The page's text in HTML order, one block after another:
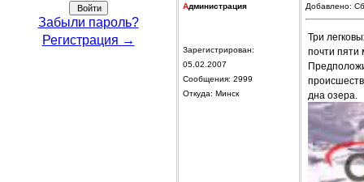
Забыли пароль?
Регистрация →
Администрация
Зарегистрирован:
05.02.2007
Сообщения: 2999
Откуда: Минск
Добавлено:
Три
почти пяти
дна озера.